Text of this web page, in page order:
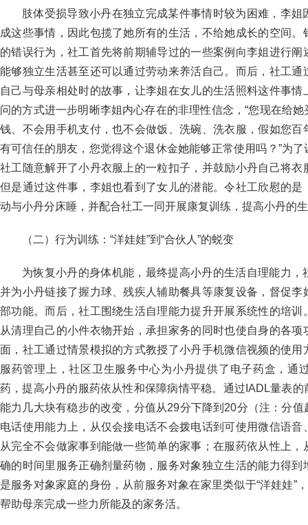
肢体受损导致小丹在独立完成某件事情时较为困难，李
成这些事情，因此包揽了她所有的生活，不给她成长的空间
的错误行为，社工首先将前期辅导过的一些案例向李姐进行
能够独立生活甚至还可以通过劳动来养活自己。而后，社工
自己与母亲相处时的故事，让李姐在女儿的生活照料这件事
问的方式进一步明晰李姐内心存在的非理性信念，“您现在给
钱、不会用手机支付，也不会做饭、洗碗、洗衣服，假如您
有可信任的朋友，您觉得这个退休金她能够正常使用吗？”为
社工随意解开了小丹衣服上的一粒扣子，并鼓励小丹自己将
但是通过这件事，李姐也看到了女儿的潜能。令社工欣慰的
动与小丹分床睡，并配合社工一同开展康复训练，提高小丹的
（二）行为训练：“洋娃娃”到“合伙人”的蜕变
为恢复小丹的身体机能，最终提高小丹的生活自理能力
并为小丹链接了握力球、残疾人辅助餐具等康复设备，督促
部功能。而后，社工围绕生活自理能力提升开展系统性的培
从清理自己的小件衣物开始，承担家务的同时也使自身的各
面，社工通过情景模拟的方式教授了小丹手机微信视频的使
服药管理上，社区卫生服务中心为小丹提供了电子药盒，通
药，提高小丹的服药依从性和保障病情平稳。通过IADL量表
能力几大块有稳步的改变，分值从29分下降到20分（注：分
电话使用能力上，从仅会接电话不会拨电话到可使用微信语
从完全不会做家事到能做一些简单的家事；在服药依从性上
确的时间里服务正确剂量药物，服务对象独立生活的能力得
是服务对象家庭的身份，从前服务对象在家里类似于“洋娃娃”
帮助母亲完成一些力所能及的家务活。